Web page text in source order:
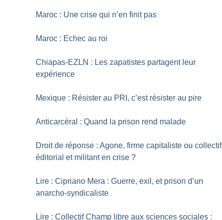
Maroc : Une crise qui n’en finit pas
Maroc : Echec au roi
Chiapas-EZLN : Les zapatistes partagent leur
expérience
Mexique : Résister au PRI, c’est résister au pire
Anticarcéral : Quand la prison rend malade
Droit de réponse : Agone, firme capitaliste ou collectif
éditorial et militant en crise ?
Lire : Cipriano Mera : Guerre, exil, et prison d’un
anarcho-syndicaliste
Lire : Collectif Champ libre aux sciences sociales :